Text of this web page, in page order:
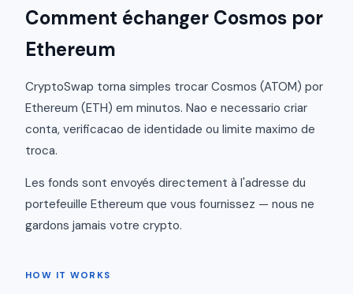
Comment échanger Cosmos por
Ethereum
CryptoSwap torna simples trocar Cosmos (ATOM) por
Ethereum (ETH) em minutos. Nao e necessario criar
conta, verificacao de identidade ou limite maximo de
troca.
Les fonds sont envoyés directement à l'adresse du
portefeuille Ethereum que vous fournissez — nous ne
gardons jamais votre crypto.
HOW IT WORKS